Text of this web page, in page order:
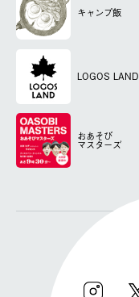
キャンプ飯
LOGOS LAND
おあそび
マスターズ